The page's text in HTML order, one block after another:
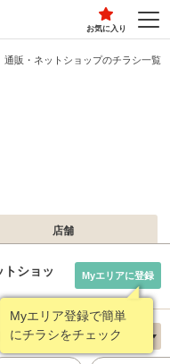
お気に入り
通販・ネットショップのチラシ一覧
店舗
トショッ
Myエリア登録で簡単
にチラシをチェック
Myエリアに登録
ショップ 新着順